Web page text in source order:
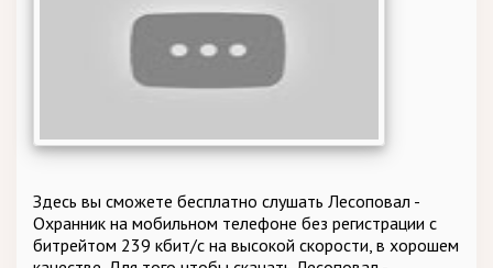
Здесь вы сможете бесплатно слушать Лесоповал -
Охранник на мобильном телефоне без регистрации с
битрейтом 239 кбит/c на высокой скорости, в хорошем